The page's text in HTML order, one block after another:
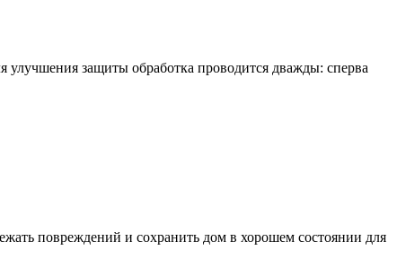
защиты обработка проводится дважды: сперва
повреждений и сохранить дом в хорошем состоянии для